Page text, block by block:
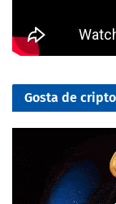
Gosta de